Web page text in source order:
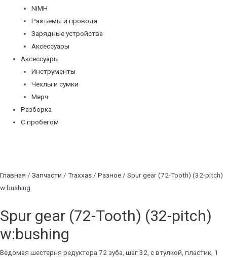
NiMH
Разъемы и провода
Зарядные устройства
Аксессуары
Аксессуары
Инструменты
Чехлы и сумки
Мерч
Разборка
С пробегом
Главная / Запчасти / Traxxas / Разное / Spur gear (72-Tooth) (32-pitch)
w:bushing
Spur gear (72-Tooth) (32-pitch)
w:bushing
Ведомая шестерня редуктора 72 зуба, шаг 32, с втулкой, пластик, 1